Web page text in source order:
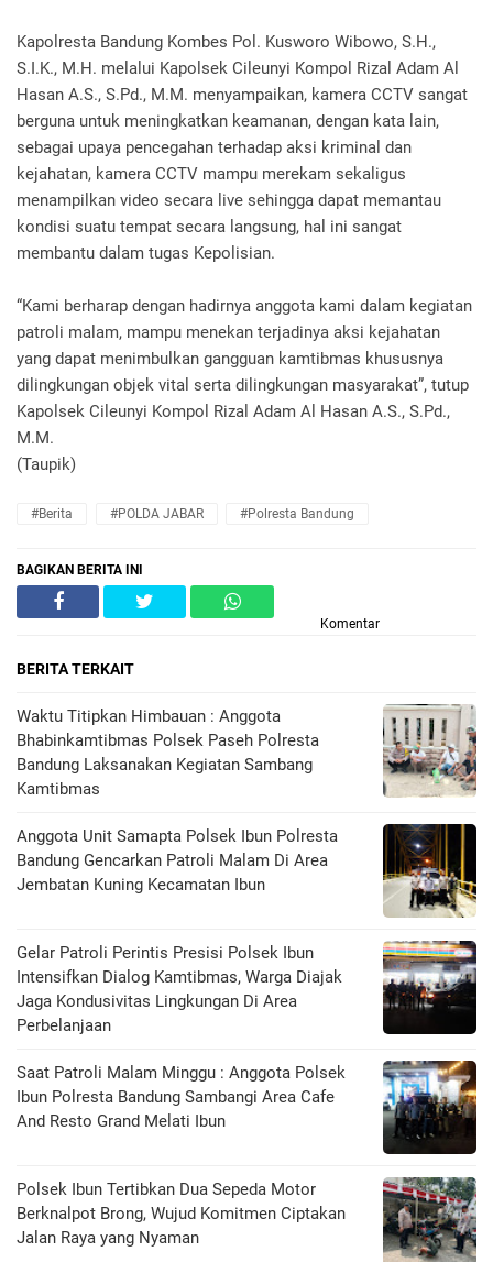
Kapolresta Bandung Kombes Pol. Kusworo Wibowo, S.H.,
S.I.K., M.H. melalui Kapolsek Cileunyi Kompol Rizal Adam Al
Hasan A.S., S.Pd., M.M. menyampaikan, kamera CCTV sangat
berguna untuk meningkatkan keamanan, dengan kata lain,
sebagai upaya pencegahan terhadap aksi kriminal dan
kejahatan, kamera CCTV mampu merekam sekaligus
menampilkan video secara live sehingga dapat memantau
kondisi suatu tempat secara langsung, hal ini sangat
membantu dalam tugas Kepolisian.
“Kami berharap dengan hadirnya anggota kami dalam kegiatan
patroli malam, mampu menekan terjadinya aksi kejahatan
yang dapat menimbulkan gangguan kamtibmas khususnya
dilingkungan objek vital serta dilingkungan masyarakat”, tutup
Kapolsek Cileunyi Kompol Rizal Adam Al Hasan A.S., S.Pd.,
M.M.
(Taupik)
#Berita #POLDA JABAR #Polresta Bandung
BAGIKAN BERITA INI
Komentar
BERITA TERKAIT
Waktu Titipkan Himbauan : Anggota
Bhabinkamtibmas Polsek Paseh Polresta
Bandung Laksanakan Kegiatan Sambang
Kamtibmas
Anggota Unit Samapta Polsek Ibun Polresta
Bandung Gencarkan Patroli Malam Di Area
Jembatan Kuning Kecamatan Ibun
Gelar Patroli Perintis Presisi Polsek Ibun
Intensifkan Dialog Kamtibmas, Warga Diajak
Jaga Kondusivitas Lingkungan Di Area
Perbelanjaan
Saat Patroli Malam Minggu : Anggota Polsek
Ibun Polresta Bandung Sambangi Area Cafe
And Resto Grand Melati Ibun
Polsek Ibun Tertibkan Dua Sepeda Motor
Berknalpot Brong, Wujud Komitmen Ciptakan
Jalan Raya yang Nyaman